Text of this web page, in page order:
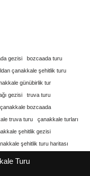
gezisi
bozcaada turu
çanakkale şehitlik turu
günübirlik tur
gezisi
truva turu
çanakkale bozcaada
truva turu
çanakkale turları
şehitlik gezisi
şehitlik turu haritası
Turu